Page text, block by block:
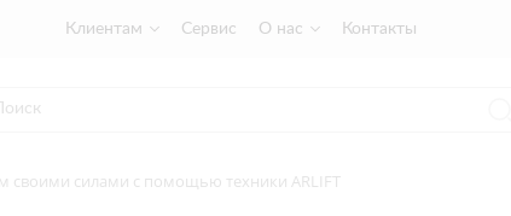
Клиентам Сервис О нас Контакты
своими силами c помощью техники ARLIFT